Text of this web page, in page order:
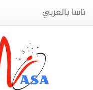
ناسا بالعربي